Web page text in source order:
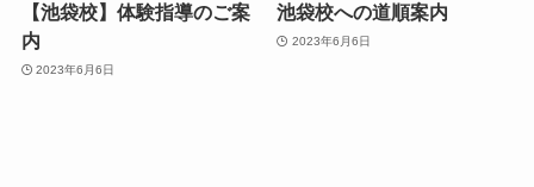
【池袋校】体験指導のご案
内
2023年6月6日
池袋校への道順案内
2023年6月6日